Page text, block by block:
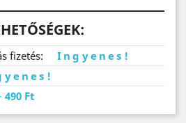
fizetés:
Ingyenes!
490 Ft